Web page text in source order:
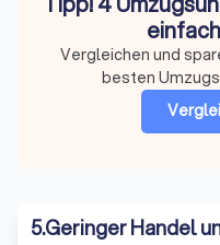
Vergleichen und
besten
5.Geringer Handel